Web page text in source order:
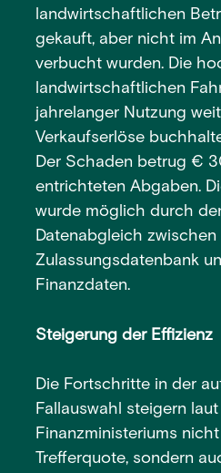
landwirtschaftlichen
gekauft, aber nicht im
verbucht wurden. Die
landwirtschaftlichen
jahrelanger Nutzung
Verkaufserlöse
Der Schaden betrug €
entrichteten Abgaben.
wurde möglich durch
Datenabgleich
Zulassungsdatenbank
Finanzdaten.
Steigerung der Effizienz
Die Fortschritte in der
Fallauswahl steigern
Finanzministeriums
Trefferquote, sondern